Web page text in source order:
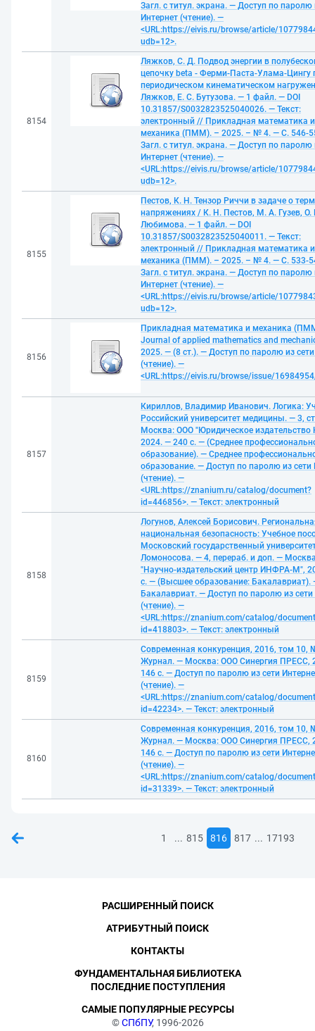
Загл. с титул. экрана. — Доступ по паролю
Интернет (чтение). —
<URL:https://eivis.ru/browse/article/
udb=12>.
8154
Ляжков, С. Д. Подвод энергии в
цепочку beta - Ферми-Паста-Улама-Цингу
периодическом кинематическом
Ляжков, Е. С. Бутузова. — 1 файл. — DOI
10.31857/S0032823525040026. — Текст:
электронный // Прикладная математика и
механика (ПММ). – 2025. – № 4. — С. 546-
Загл. с титул. экрана. — Доступ по паролю
Интернет (чтение). —
<URL:https://eivis.ru/browse/article/
udb=12>.
8155
Пестов, К. Н. Тензор Риччи в задаче о
напряжениях / К. Н. Пестов, М. А. Гузев, О.
Любимова. — 1 файл. — DOI
10.31857/S0032823525040011. — Текст:
электронный // Прикладная математика и
механика (ПММ). – 2025. – № 4. — С. 533-
Загл. с титул. экрана. — Доступ по паролю
Интернет (чтение). —
<URL:https://eivis.ru/browse/article/
udb=12>.
8156
Прикладная математика и механика
Journal of applied mathematics and
2025. — (8 ст.). — Доступ по паролю из
(чтение). —
<URL:https://eivis.ru/browse/issue/
8157
Кириллов, Владимир Иванович. Логика:
Российский университет медицины. — 3,
Москва: ООО "Юридическое издательство
2024. — 240 с. — (Среднее
образование). — Среднее
образование. — Доступ по паролю из сети
(чтение). —
<URL:https://znanium.ru/catalog/document?
id=446856>. — Текст: электронный
8158
Логунов, Алексей Борисович.
национальная безопасность: Учебное
Московский государственный
Ломоносова. — 4, перераб. и доп. —
"Научно-издательский центр ИНФРА-М",
с. — (Высшее образование: Бакалавриат).
Бакалавриат. — Доступ по паролю из сети
(чтение). —
<URL:https://znanium.com/catalog/
id=418803>. — Текст: электронный
8159
Современная конкуренция, 2016, том 10,
Журнал. — Москва: ООО Синергия ПРЕСС,
146 с. — Доступ по паролю из сети
(чтение). —
<URL:https://znanium.com/catalog/
id=42234>. — Текст: электронный
8160
Современная конкуренция, 2016, том 10,
Журнал. — Москва: ООО Синергия ПРЕСС,
146 с. — Доступ по паролю из сети
(чтение). —
<URL:https://znanium.com/catalog/
id=31339>. — Текст: электронный
1 ... 815 816 817 ... 17193
©СПбПУ, 1996-2026
РАСШИРЕННЫЙ ПОИСК
АТРИБУТНЫЙ ПОИСК
КОНТАКТЫ
ФУНДАМЕНТАЛЬНАЯ БИБЛИОТЕКА
ПОСЛЕДНИЕ ПОСТУПЛЕНИЯ
САМЫЕ ПОПУЛЯРНЫЕ РЕСУРСЫ